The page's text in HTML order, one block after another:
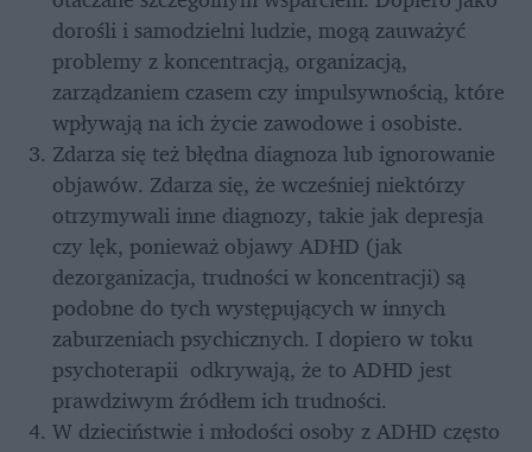
dorośli i samodzielni ludzie, mogą zauważyć
problemy z koncentracją, organizacją,
zarządzaniem czasem czy impulsywnością, które
wpływają na ich życie zawodowe i osobiste.
Zdarza się też błędna diagnoza lub ignorowanie
objawów. Zdarza się, że wcześniej niektórzy
otrzymywali inne diagnozy, takie jak depresja
czy lęk, ponieważ objawy ADHD (jak
dezorganizacja, trudności w koncentracji) są
podobne do tych występujących w innych
zaburzeniach psychicznych. I dopiero w toku
psychoterapii  odkrywają, że to ADHD jest
prawdziwym źródłem ich trudności.
W dzieciństwie i młodości osoby z ADHD często